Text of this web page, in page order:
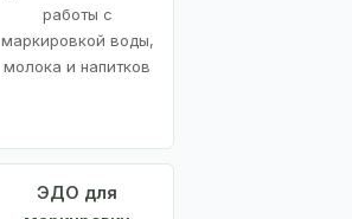
работы с
маркировкой воды,
молока и напитков
ЭДО для